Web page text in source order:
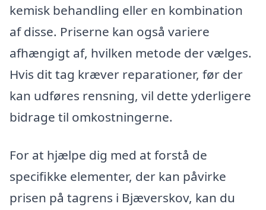
kemisk behandling eller en kombination
af disse. Priserne kan også variere
afhængigt af, hvilken metode der vælges.
Hvis dit tag kræver reparationer, før der
kan udføres rensning, vil dette yderligere
bidrage til omkostningerne.
For at hjælpe dig med at forstå de
specifikke elementer, der kan påvirke
prisen på tagrens i Bjæverskov, kan du